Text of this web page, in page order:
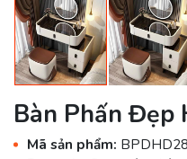
Bàn Phấn Đẹp
Mã sản phẩm: